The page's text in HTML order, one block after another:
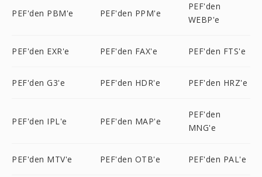
PEF'den PBM'e PEF'den PPM'e
PEF'den
WEBP'e
PEF'den EXR'e PEF'den FAX'e PEF'den FTS'e
PEF'den G3'e PEF'den HDR'e PEF'den HRZ'e
PEF'den IPL'e PEF'den MAP'e
PEF'den
MNG'e
PEF'den MTV'e PEF'den OTB'e PEF'den PAL'e